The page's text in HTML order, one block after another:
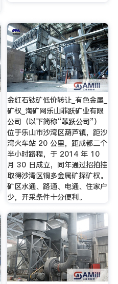
金红石钛矿低价转让_有色金属_
矿权_淘矿网乐山菲跃矿业有限
公司（以下简称“菲跃公司”）
位于乐山市沙湾区葫芦镇，距沙
湾火车站 20 公里，距成都二个
半小时路程，于 2014 年 10
月 30 日成立，同年通过招拍挂
取得沙湾区铜多金属矿探矿权。
矿区水通、路通、电通、住家户
少，开采条件十分便利。